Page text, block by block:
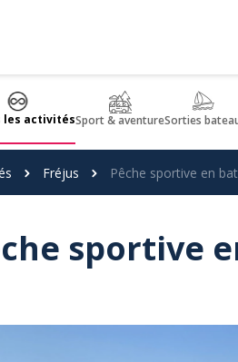
les activitésSport & aventureSorties
Fréjus Pêche sportive en
sportive